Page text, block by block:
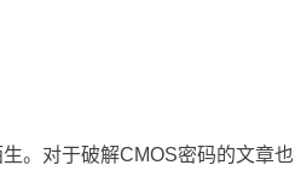
对于破解CMOS密码的文章